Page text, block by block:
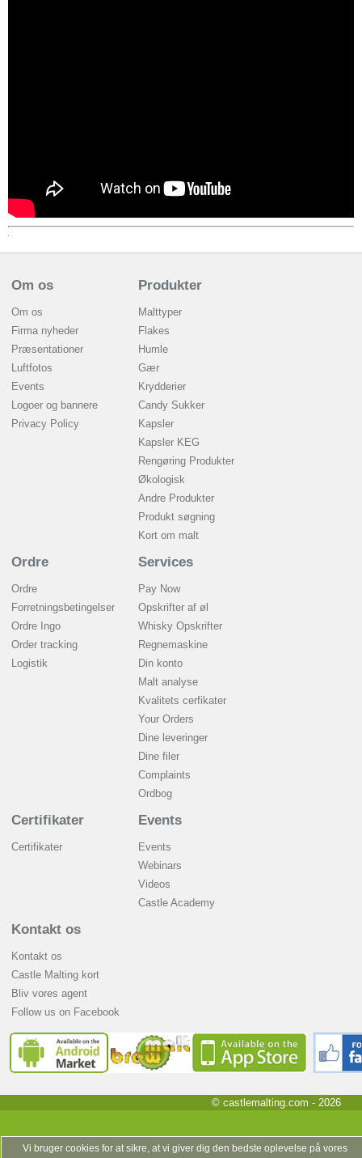
Om os
Om os
Firma nyheder
Præsentationer
Luftfotos
Events
Logoer og bannere
Privacy Policy
Produkter
Malttyper
Flakes
Humle
Gær
Krydderier
Candy Sukker
Kapsler
Kapsler KEG
Rengøring Produkter
Økologisk
Andre Produkter
Produkt søgning
Kort om malt
Ordre
Ordre
Forretningsbetingelser
Ordre Ingo
Order tracking
Logistik
Services
Pay Now
Opskrifter af øl
Whisky Opskrifter
Regnemaskine
Din konto
Malt analyse
Kvalitets cerfikater
Your Orders
Dine leveringer
Dine filer
Complaints
Ordbog
Certifikater
Certifikater
Events
Events
Webinars
Videos
Castle Academy
Kontakt os
Kontakt os
Castle Malting kort
Bliv vores agent
Follow us on Facebook
© castlemalting.com - 2026
Vi bruger cookies for at sikre, at vi giver dig den bedste oplevelse på vores